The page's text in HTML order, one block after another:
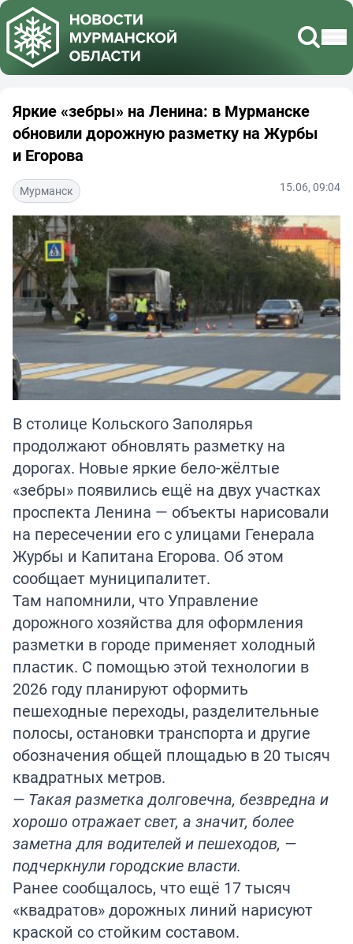
Яркие «зебры» на Ленина: в Мурманске
обновили дорожную разметку на Журбы
и Егорова
Мурманск 15.06, 09:04
В столице Кольского Заполярья
продолжают обновлять разметку на
дорогах. Новые яркие бело-жёлтые
«зебры» появились ещё на двух участках
проспекта Ленина — объекты нарисовали
на пересечении его с улицами Генерала
Журбы и Капитана Егорова. Об этом
сообщает муниципалитет.
Там напомнили, что Управление
дорожного хозяйства для оформления
разметки в городе применяет холодный
пластик. С помощью этой технологии в
2026 году планируют оформить
пешеходные переходы, разделительные
полосы, остановки транспорта и другие
обозначения общей площадью в 20 тысяч
квадратных метров.
— Такая разметка долговечна, безвредна и
хорошо отражает свет, а значит, более
заметна для водителей и пешеходов, —
подчеркнули городские власти.
Ранее сообщалось, что ещё 17 тысяч
«квадратов» дорожных линий нарисуют
краской со стойким составом.